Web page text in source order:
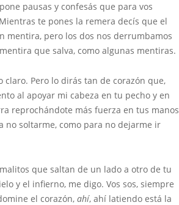
pausas y confesás que para vos
te pones la remera decís que el
mentira, pero los dos nos derrumbamos
que salva, como algunas mentiras.
Pero lo dirás tan de corazón que,
al apoyar mi cabeza en tu pecho y en
reprochándote más fuerza en tus manos
no soltarme, como para no dejarme ir
que saltan de un lado a otro de tu
y el infierno, me digo. Vos sos, siempre
el corazón, ahí, ahí latiendo está la